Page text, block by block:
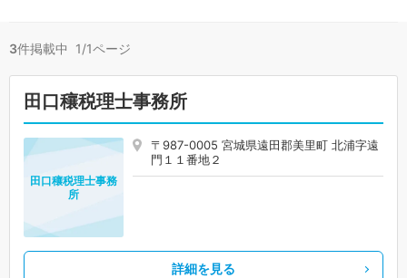
3件掲載中 1/1ページ
田口穰税理士事務所
〒987-0005 宮城県遠田郡美里町 北浦字遠
門１１番地２
田口穰税理士事務
所
詳細を見る